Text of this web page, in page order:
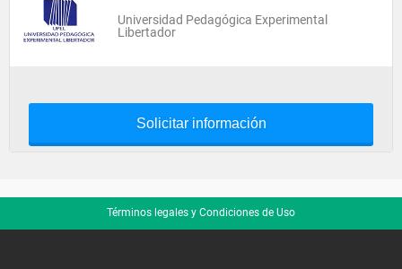
Universidad Pedagógica Experimental
Libertador
Solicitar información
Términos legales y Condiciones de Uso